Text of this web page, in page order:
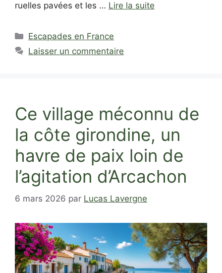
ruelles pavées et les … Lire la suite
Catégories
Escapades en France
Laisser un commentaire
Ce village méconnu de
la côte girondine, un
havre de paix loin de
l’agitation d’Arcachon
6 mars 2026 par Lucas Lavergne